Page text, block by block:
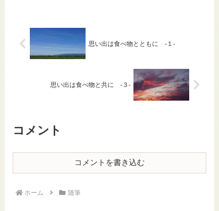
思い出は食べ物とともに -１-
思い出は食べ物と共に -３-
コメント
コメントを書き込む
ホーム 随筆